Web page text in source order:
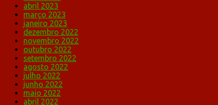
abril 2023
março 2023
janeiro 2023
dezembro 2022
novembro 2022
outubro 2022
setembro 2022
agosto 2022
julho 2022
junho 2022
maio 2022
abril 2022